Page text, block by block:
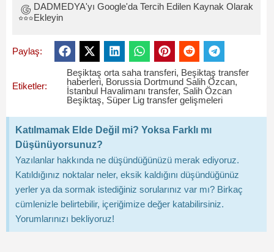
DADMEDYA'yı Google'da Tercih Edilen Kaynak Olarak
Ekleyin
Paylaş:
Etiketler:
Beşiktaş orta saha transferi, Beşiktaş transfer
haberleri, Borussia Dortmund Salih Özcan,
İstanbul Havalimanı transfer, Salih Özcan
Beşiktaş, Süper Lig transfer gelişmeleri
Katılmamak Elde Değil mi? Yoksa Farklı mı
Düşünüyorsunuz?
Yazılanlar hakkında ne düşündüğünüzü merak ediyoruz.
Katıldığınız noktalar neler, eksik kaldığını düşündüğünüz
yerler ya da sormak istediğiniz sorularınız var mı? Birkaç
cümlenizle belirtebilir, içeriğimize değer katabilirsiniz.
Yorumlarınızı bekliyoruz!